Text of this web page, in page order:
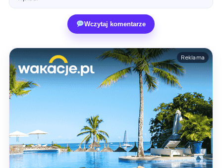
Wczytaj komentarze
Reklama